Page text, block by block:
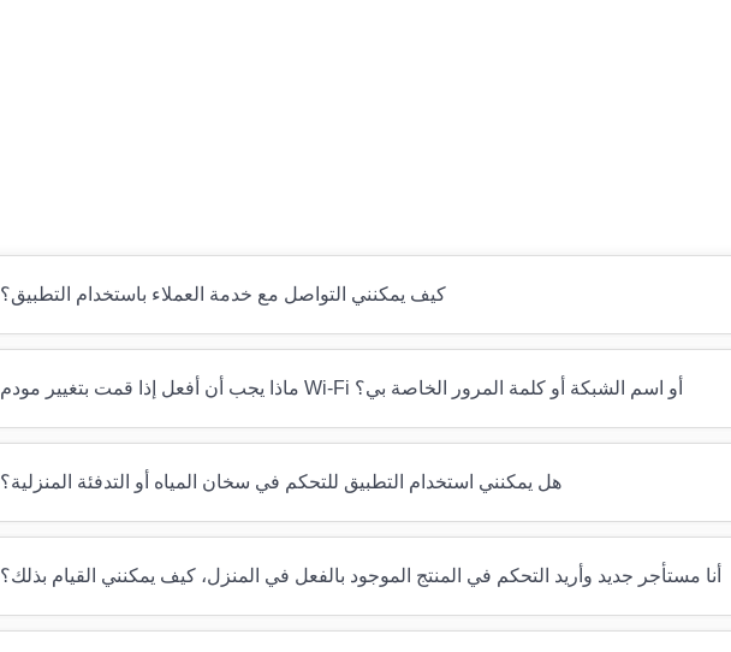
كيف يمكنني التواصل مع خدمة العملاء باستخدام التطبيق؟
ماذا يجب أن أفعل إذا قمت بتغيير مودم Wi-Fi أو اسم الشبكة أو كلمة المرور الخاصة بي؟
هل يمكنني استخدام التطبيق للتحكم في سخان المياه أو التدفئة المنزلية؟
أنا مستأجر جديد وأريد التحكم في المنتج الموجود بالفعل في المنزل، كيف يمكنني القيام بذلك؟